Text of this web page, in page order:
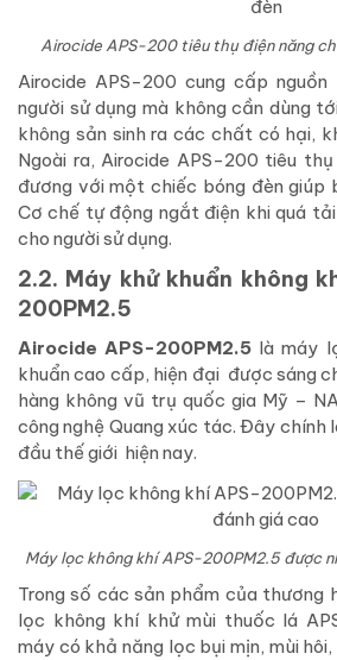
Airocide APS-200 tiêu thụ điện năng
Airocide APS-200 cung cấp
người sử dụng mà không cần dùng
không sản sinh ra các chất có hại,
Ngoài ra, Airocide APS-200 tiêu
đương với một chiếc bóng đèn giúp
Cơ chế tự động ngắt điện khi quá
cho người sử dụng.
2.2. Máy khử khuẩn không
200PM2.5
Airocide APS-200PM2.5 là máy
khuẩn cao cấp, hiện đại được sáng
hàng không vũ trụ quốc gia Mỹ –
công nghệ Quang xúc tác. Đây chính
đầu thế giới hiện nay.
Máy lọc không khí APS-200PM2.5 được
Trong số các sản phẩm của thương
lọc không khí khử mùi thuốc lá
máy có khả năng lọc bụi mịn, mùi